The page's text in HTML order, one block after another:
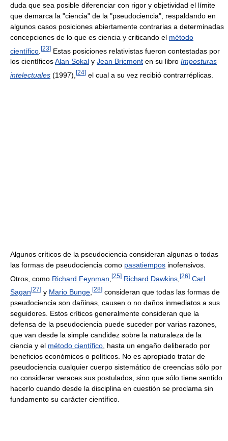
duda que sea posible diferenciar con rigor y objetividad el límite
que demarca la "ciencia" de la "pseudociencia", respaldando en
algunos casos posiciones abiertamente contrarias a determinadas
concepciones de lo que es ciencia y criticando el método
científico [23] Estas posiciones relativistas fueron contestadas por
los científicosAlan Sokal y Jean Bricmont en su libro Imposturas
intelectuales (1997), [24] el cual a su vez recibió contrarréplicas.
Algunos críticos de la pseudociencia consideran algunas o todas
las formas de pseudociencia como pasatiempos inofensivos.
Otros, como Richard Feynman [25] Richard Dawkins [26] Carl
Sagan [27] y Mario Bunge [28] consideran que todas las formas de
pseudociencia son dañinas, causen o no daños inmediatos a sus
seguidores. Estos críticos generalmente consideran que la
defensa de la pseudociencia puede suceder por varias razones,
que van desde la simple candidez sobre la naturaleza de la
ciencia y el método científico , hasta un engaño deliberado por
beneficios económicos o políticos. No es apropiado tratar de
pseudociencia cualquier cuerpo sistemático de creencias sólo por
no considerar veraces sus postulados, sino que sólo tiene sentido
hacerlo cuando desde la disciplina en cuestión se proclama sin
fundamento su carácter científico.